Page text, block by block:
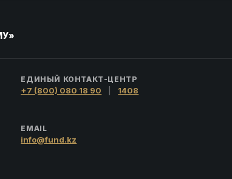
ЕДИНЫЙ КОНТАКТ-ЦЕНТР
+7 (800) 080 18 90 1408
EMAIL
info@fund.kz